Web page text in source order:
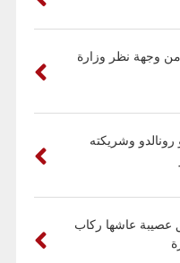
وجهة نظر وزارة
رونالدو وشريكته
عصيبة عاشها ركاب